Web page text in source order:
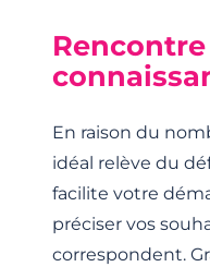
En raison du
idéal relève du
facilite votre
préciser vos
correspondent.